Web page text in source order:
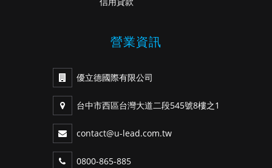
營業資訊
優立德國際有限公司
台中市西區台灣大道二段545號8樓之1
contact@u-lead.com.tw
0800-865-885